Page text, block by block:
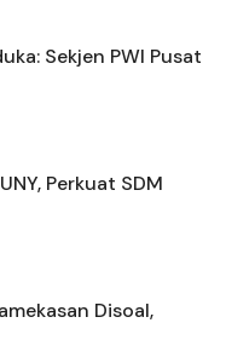
Sekjen PWI Pusat
Perkuat SDM
Disoal,